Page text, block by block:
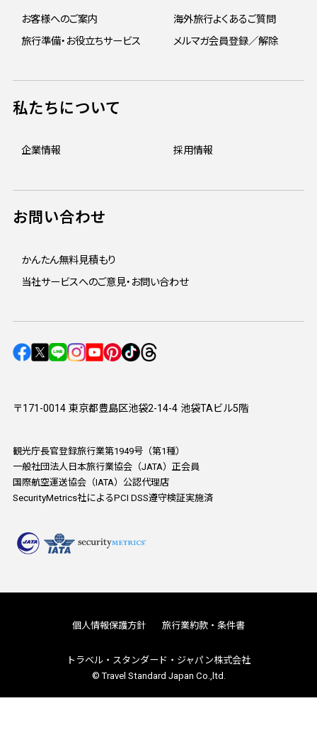
〒171-0014 東京都豊島区池袋2-14-4 池袋TAビル5階
観光庁長官登録旅行業第1949号（第1種）
一般社団法人日本旅行業協会（JATA）正会員
国際航空運送協会（IATA）公認代理店
SecurityMetrics社によるPCI DSS遵守検証実施済
お客様へのご案内
海外旅行よくあるご質問
旅行準備・お役立ちサービス
メルマガ会員登録／解除
私たちについて
企業情報 採用情報
お問い合わせ
かんたん無料見積もり
当社サービスへのご意見・お問い合わせ
個人情報保護方針 旅行業約款・条件書
トラベル・スタンダード・ジャパン株式会社
© Travel Standard Japan Co.,ltd.